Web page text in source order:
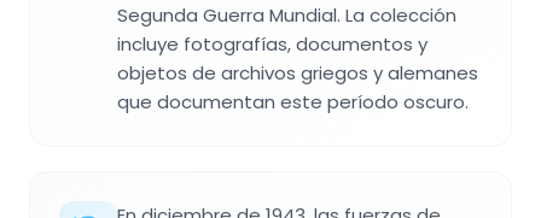
Segunda Guerra Mundial. La colección
incluye fotografías, documentos y
objetos de archivos griegos y alemanes
que documentan este período oscuro.